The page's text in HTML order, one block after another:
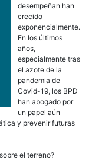
desempeñan han
crecido
exponencialmente.
En los últimos
años,
especialmente tras
el azote de la
pandemia de
Covid-19, los BPD
han abogado por
un papel aún
y prevenir futuras
el terreno?